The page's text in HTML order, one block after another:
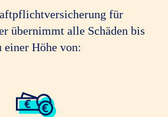
für
übernimmt alle Schäden bis
einer Höhe von: